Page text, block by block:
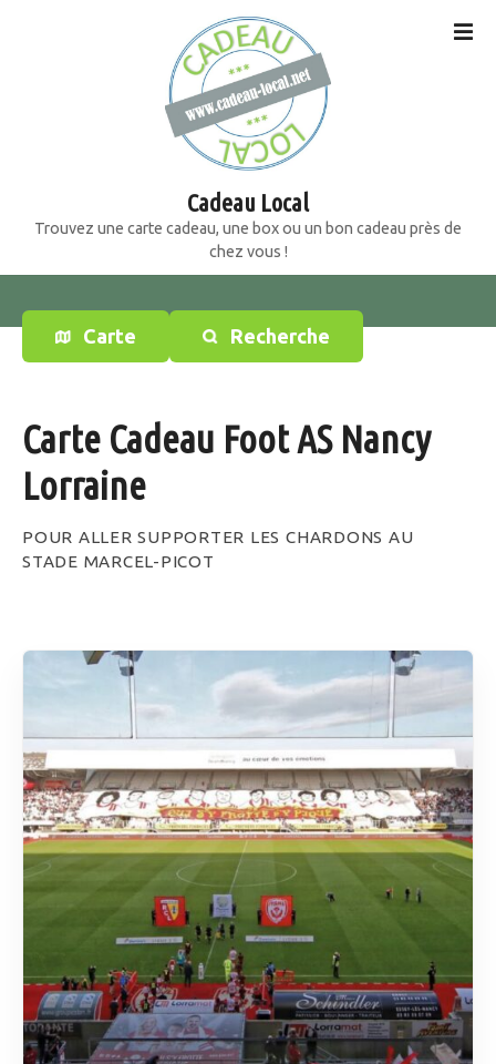
e
t
Cadeau Local
Trouvez une carte cadeau, une box ou un bon cadeau près de
chez vous !
Carte Recherche
Carte Cadeau Foot AS Nancy
Lorraine
POUR ALLER SUPPORTER LES CHARDONS AU
STADE MARCEL-PICOT